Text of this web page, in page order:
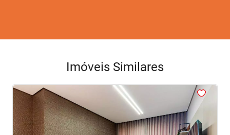
Imóveis Similares
<<< <